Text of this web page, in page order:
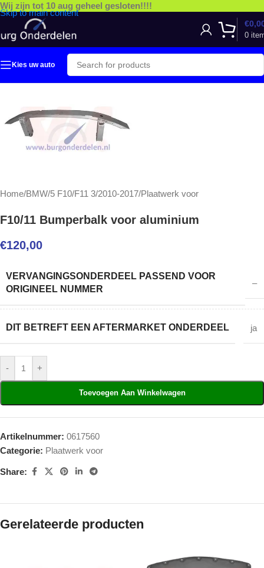
Skip to main content
Wij zijn tot 10 aug geheel gesloten!!!!
0
€
Kies uw auto
Home/BMW/5 F10/F11 3/2010-2017/Plaatwerk voor
F10/11 Bumperbalk voor aluminium
€120,00
VERVANGINGSONDERDEEL PASSEND VOOR
ORIGINEEL NUMMER
–
DIT BETREFT EEN AFTERMARKET ONDERDEEL ja
- +
Toevoegen Aan Winkelwagen
Artikelnummer: 0617560
Categorie: Plaatwerk voor
Share:
Gerelateerde producten